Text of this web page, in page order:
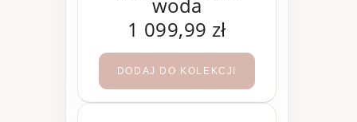
woda
perfumowana 200
ml
1 099,99 zł
DODAJ DO KOLEKCJI